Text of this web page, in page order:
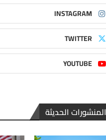
INSTAGRAM
TWITTER
YOUTUBE
المنشورات الحديثة